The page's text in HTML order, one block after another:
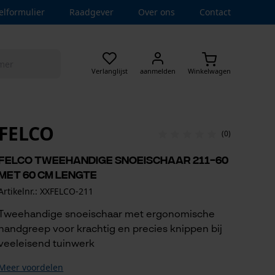
Raadgever Over ons Contact
Verlanglijst aanmelden Winkelwagen
(0)
tweehandige snoeischaar 211-60
60 cm lengte
XXFELCO-211
snoeischaar met ergonomische
voor krachtig en precies knippen bij
tuinwerk
voordelen